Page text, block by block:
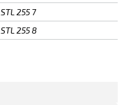
STL 255 7
STL 255 8